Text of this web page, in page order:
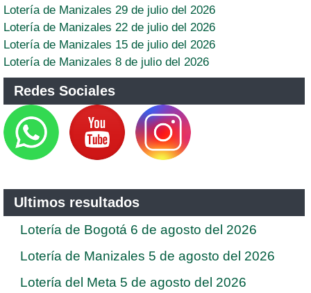
Lotería de Manizales 29 de julio del 2026
Lotería de Manizales 22 de julio del 2026
Lotería de Manizales 15 de julio del 2026
Lotería de Manizales 8 de julio del 2026
Redes Sociales
Ultimos resultados
Lotería de Bogotá 6 de agosto del 2026
Lotería de Manizales 5 de agosto del 2026
Lotería del Meta 5 de agosto del 2026